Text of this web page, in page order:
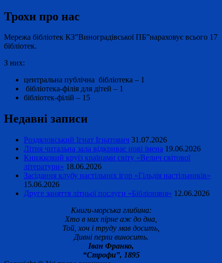
Трохи про нас
Мережа бібліотек КЗ”Виноградівської ПБ”нараховує всього 17
бібліотек.
З них:
центральна публічна бібліотека – 1
бібліотека-філія для дітей – 1
бібліотек-філій – 15
Недавні записи
Роздяловський Ігнат Ігнатович 31.07.2026
Літня читальна зала відкриває нові імена 19.06.2026
Книжковий круїз країнами світу «Велич світової
літератури» 18.06.2026
Засідання клубу настільних ігор «Гільдія настільників»
15.06.2026
Друге заняття літньої послуги «Бібліоняня» 12.06.2026
Книги-морська глибина:
Хто в них пірне аж до дна,
Той, хоч і труду мав досить,
Дивні перли виносить.
Іван Франко,
“Строфи”, 1895